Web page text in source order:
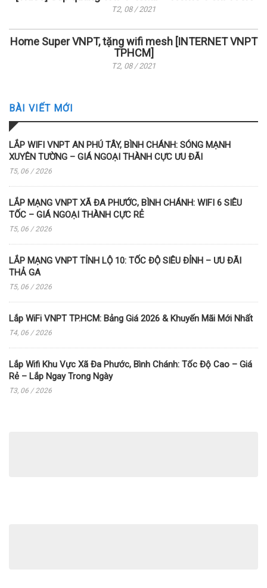
T2, 08 / 2021
Home Super VNPT, tặng wifi mesh [INTERNET VNPT
TPHCM]
T2, 08 / 2021
BÀI VIẾT MỚI
LẮP WIFI VNPT AN PHÚ TÂY, BÌNH CHÁNH: SÓNG MẠNH
XUYÊN TƯỜNG – GIÁ NGOẠI THÀNH CỰC ƯU ĐÃI
T5, 06 / 2026
LẮP MẠNG VNPT XÃ ĐA PHƯỚC, BÌNH CHÁNH: WIFI 6 SIÊU
TỐC – GIÁ NGOẠI THÀNH CỰC RẺ
T5, 06 / 2026
LẮP MẠNG VNPT TỈNH LỘ 10: TỐC ĐỘ SIÊU ĐỈNH – ƯU ĐÃI
THẢ GA
T5, 06 / 2026
Lắp WiFi VNPT TP.HCM: Bảng Giá 2026 & Khuyến Mãi Mới Nhất
T4, 06 / 2026
Lắp Wifi Khu Vực Xã Đa Phước, Bình Chánh: Tốc Độ Cao – Giá
Rẻ – Lắp Ngay Trong Ngày
T3, 06 / 2026